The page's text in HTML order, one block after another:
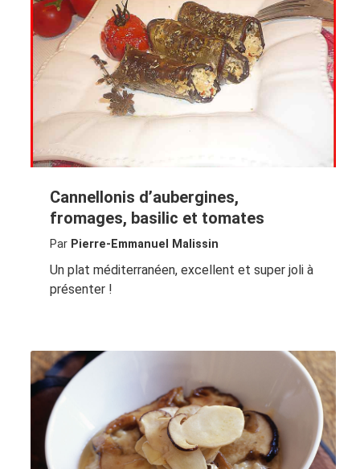
Cannellonis d’aubergines,
fromages, basilic et tomates
Par Pierre-Emmanuel Malissin
Un plat méditerranéen, excellent et super joli à
présenter !